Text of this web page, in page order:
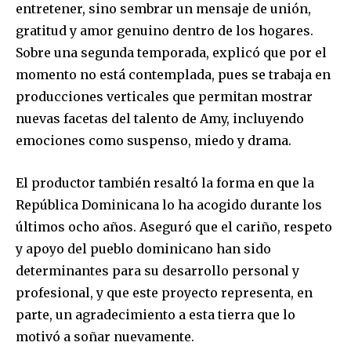
entretener, sino sembrar un mensaje de unión,
gratitud y amor genuino dentro de los hogares.
Sobre una segunda temporada, explicó que por el
momento no está contemplada, pues se trabaja en
producciones verticales que permitan mostrar
nuevas facetas del talento de Amy, incluyendo
emociones como suspenso, miedo y drama.
El productor también resaltó la forma en que la
República Dominicana lo ha acogido durante los
últimos ocho años. Aseguró que el cariño, respeto
y apoyo del pueblo dominicano han sido
determinantes para su desarrollo personal y
profesional, y que este proyecto representa, en
parte, un agradecimiento a esta tierra que lo
motivó a soñar nuevamente.